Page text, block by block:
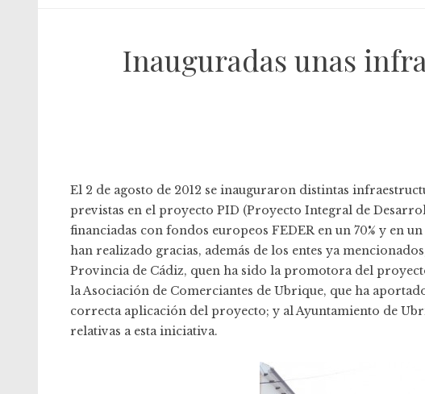
Inauguradas unas
El 2 de agosto de 2012 se inauguraron distintas
previstas en el proyecto PID (Proyecto Integral de
financiadas con fondos europeos FEDER en un 70% y en
han realizado gracias, además de los entes ya
Provincia de Cádiz, quen ha sido la promotora del
la Asociación de Comerciantes de Ubrique, que ha
correcta aplicación del proyecto; y al Ayuntamiento de
relativas a esta iniciativa.